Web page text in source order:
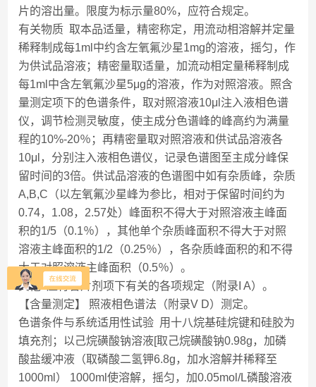
片的溶出量。限度为标示量80%，应符合规定。
有关物质 取本品适量，精密称定，用流动相溶解并定量
稀释制成每1ml中约含左氧氟沙星1mg的溶液，摇匀，作
为供试品溶液；精密量取适量，加流动相定量稀释制成
每1ml中含左氧氟沙星5μg的溶液，作为对照溶液。照含
量测定项下的色谱条件，取对照溶液10μl注入液相色谱
仪，调节检测灵敏度，使主成分色谱峰的峰高约为满量
程的10%-20％；再精密量取对照溶液和供试品溶液各
10μl，分别注入液相色谱仪，记录色谱图至主成分峰保
留时间的3倍。供试品溶液的色谱图中如有杂质峰，杂质
A,B,C（以左氧氟沙星峰为参比，相对于保留时间约为
0.74，1.08，2.57处）峰面积不得大于对照溶液主峰面
积的1/5（0.1％），其他单个杂质峰面积不得大于对照
溶液主峰面积的1/2（0.25％），各杂质峰面积的和不得
大于对照溶液主峰面积（0.5％）。
其他 应符合片剂项下有关的各项规定（附录I A）。
【含量测定】 照液相色谱法（附录V D）测定。
色谱条件与系统适用性试验 用十八烷基硅烷键和硅胶为
填充剂；以己烷磺酸钠溶液[取己烷磺酸钠0.98g，加磷
酸盐缓冲液（取磷酸二氢钾6.8g，加水溶解并稀释至
1000ml） 1000ml使溶解，摇匀，加0.05mol/L磷酸溶液